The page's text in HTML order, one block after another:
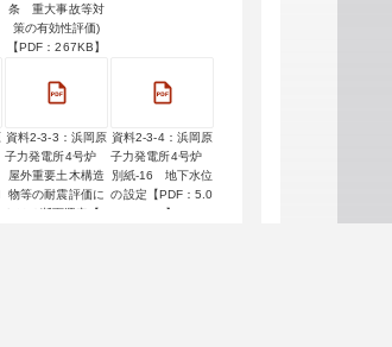
条 重大事故等対
策の有効性評価)
【PDF：267KB】
資料2-3-3：浜岡原
子力発電所4号炉
屋外重要土木構造
物等の耐震評価に
おける断面選定【P
資料2-3-4：浜岡原
子力発電所4号炉
別紙-16 地下水位
の設定【PDF：5.0
MB】